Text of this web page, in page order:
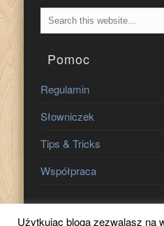
Pomoc
Regulamin
Słowniczek
Tips & Tricks
Współpraca
Znajdź nas na:
Użytkując bloga zezwalasz na